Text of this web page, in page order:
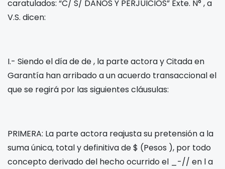
caratulados: “C/ S/ DAÑOS Y PERJUICIOS” Exte. N° , a
V.S. dicen:
I.- Siendo el díadede, la parte actora y Citada en
Garantía han arribado a un acuerdo transaccional el
que se regirá por las siguientes cláusulas:
PRIMERA: La parte actora reajusta su pretensión a la
suma única, total y definitiva de $ (Pesos ), por todo
concepto derivado del hecho ocurrido el _-// en l a